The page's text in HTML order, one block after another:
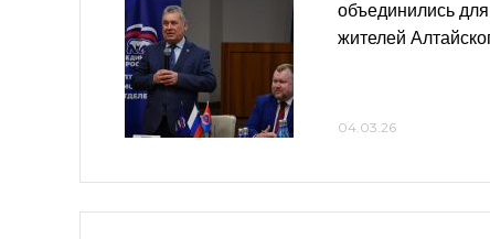
объединились
жителей
04.03.26